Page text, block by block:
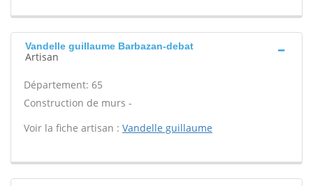
Vandelle guillaume Barbazan-debat
Artisan
Département: 65
Construction de murs -
Voir la fiche artisan : Vandelle guillaume